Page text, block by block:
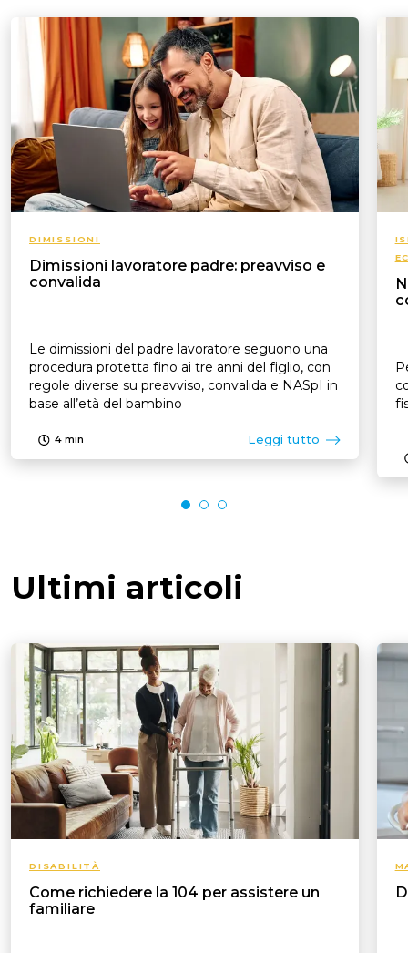
DIMISSIONI
Dimissioni lavoratore padre: preavviso e
convalida
Le dimissioni del padre lavoratore seguono una
procedura protetta fino ai tre anni del figlio, con
regole diverse su preavviso, convalida e NASpI in
base all’età del bambino
4 min Leggi tutto
Ultimi articoli
DISABILITÀ
Come richiedere la 104 per assistere un
familiare